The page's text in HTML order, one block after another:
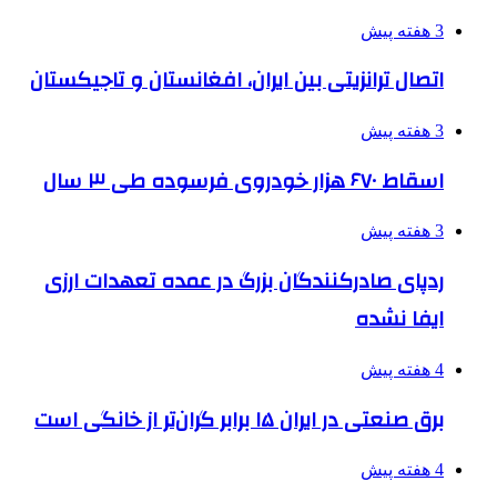
3 هفته پیش
اتصال ترانزیتی بین ایران، افغانستان و تاجیکستان
3 هفته پیش
اسقاط ۶۷۰ هزار خودروی فرسوده طی ۳ سال
3 هفته پیش
ردپای صادرکنندگان بزرگ در عمده تعهدات ارزی
ایفا نشده
4 هفته پیش
برق صنعتی در ایران ۱۵ برابر گران‌تر از خانگی است
4 هفته پیش